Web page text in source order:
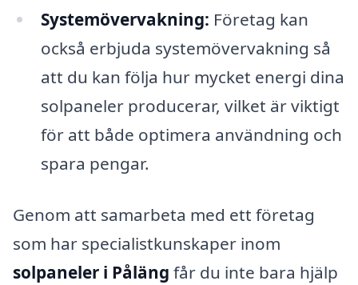
Systemövervakning: Företag kan
också erbjuda systemövervakning så
att du kan följa hur mycket energi dina
solpaneler producerar, vilket är viktigt
för att både optimera användning och
spara pengar.
Genom att samarbeta med ett företag
som har specialistkunskaper inom
solpaneler i Påläng får du inte bara hjälp